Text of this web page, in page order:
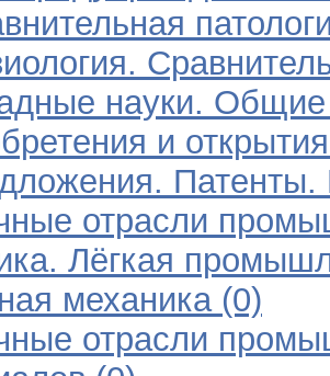
науки.
и
отрасли
Лёгкая
механика (0)
отрасли